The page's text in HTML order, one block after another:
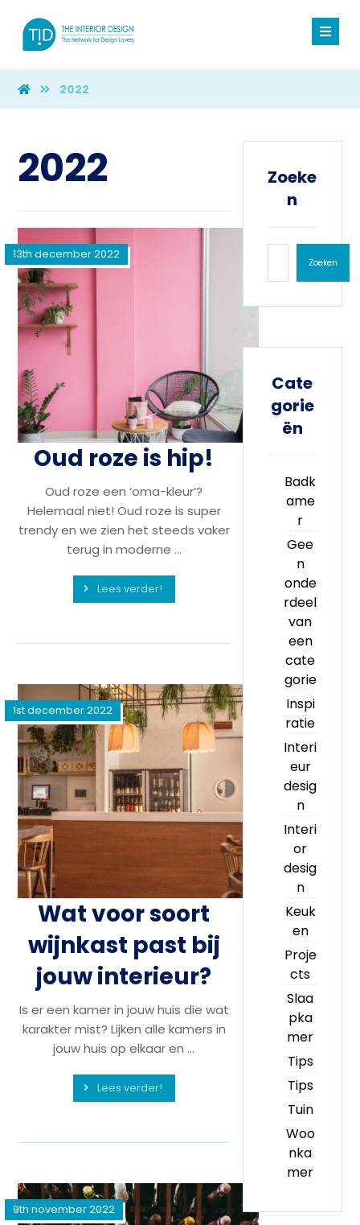
2022
2022
Oud roze is hip!
13th december 2022
Oud roze een ‘oma-kleur’?
Helemaal niet! Oud roze is super
trendy en we zien het steeds vaker
terug in moderne ...
Lees verder!
Wat voor soort
wijnkast past bij
jouw interieur?
1st december 2022
Is er een kamer in jouw huis die wat
karakter mist? Lijken alle kamers in
jouw huis op elkaar en ...
Lees verder!
9th november 2022
Zoeke
n
Zoeken
Cate
gorie
ën
Badk
ame
r
Gee
n
onde
rdeel
van
een
cate
gorie
Inspi
ratie
Interi
eur
desig
n
Interi
or
desig
n
Keuk
en
Proje
cts
Slaa
pka
mer
Tips
Tips
Tuin
Woo
nka
mer